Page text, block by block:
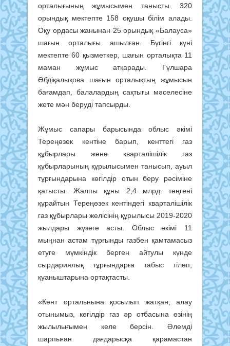
орталығының жұмысымен танысты. 320
орындық мектепте 158 оқушы білім алады.
Оқу ордасы жанынан 25 орындық «Балауса»
шағын орталығы ашылған. Бүгінгі күні
мектепте 60 қызметкер, шағын орталықта 11
маман жұмыс атқарады. Гүлшара
Әбдіқалықова шағын орталықтың жұмысын
бағамдап, балалардың сақтығы мәселесіне
жете мән беруді тапсырды.
Жұмыс сапары барысында облыс әкімі
Тереңөзек кентіне барып, кенттегі газ
құбырлары және кварталішілік газ
құбырларының құрылысымен танысып, ауыл
тұрғындарына көгілдір отын беру рәсіміне
қатысты. Жалпы құны 2,4 млрд. теңгені
құрайтын Тереңөзек кентіндегі кварталішілік
газ құбырлары желісінің құрылысы 2019-2020
жылдары жүзеге асты. Облыс әкімі 11
мыңнан астам тұрғынды газбен қамтамасыз
етуге мүмкіндік берген айтулы күнде
сырдариялық тұрғындарға табыс тілеп,
қуаныштарына ортақтасты.
«Кент орталығына қосылып жатқан, алау
отынымыз, көгілдір газ әр отбасына өзінің
жылылығымен келе берсін. Әлемді
шарпыған дағдарысқа қарамастан